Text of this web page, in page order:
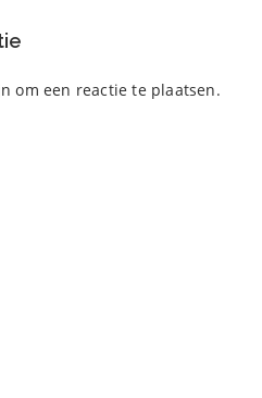
om een reactie te plaatsen.